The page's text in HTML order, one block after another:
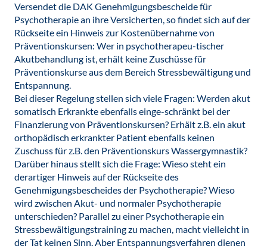
Versendet die DAK Genehmigungsbescheide für
Psychotherapie an ihre Versicherten, so findet sich auf der
Rückseite ein Hinweis zur Kostenübernahme von
Präventionskursen: Wer in psychotherapeu-tischer
Akutbehandlung ist, erhält keine Zuschüsse für
Präventionskurse aus dem Bereich Stressbewältigung und
Entspannung.
Bei dieser Regelung stellen sich viele Fragen: Werden akut
somatisch Erkrankte ebenfalls einge-schränkt bei der
Finanzierung von Präventionskursen? Erhält z.B. ein akut
orthopädisch erkrankter Patient ebenfalls keinen
Zuschuss für z.B. den Präventionskurs Wassergymnastik?
Darüber hinaus stellt sich die Frage: Wieso steht ein
derartiger Hinweis auf der Rückseite des
Genehmigungsbescheides der Psychotherapie? Wieso
wird zwischen Akut- und normaler Psychotherapie
unterschieden? Parallel zu einer Psychotherapie ein
Stressbewältigungstraining zu machen, macht vielleicht in
der Tat keinen Sinn. Aber Entspannungsverfahren dienen